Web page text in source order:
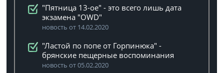
"Пятница 13-ое" - это всего лишь дата
экзамена "OWD"
новость от 14.02.2020
"Ластой по попе от Горпинюка" -
брянские пещерные воспоминания
новость от 05.02.2020